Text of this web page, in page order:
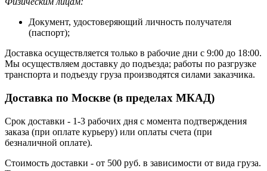
Документ, удостоверяющий личность получателя
(паспорт);
Доставка осуществляется только в рабочие дни с 9:00 до 18:00.
Мы осуществляем доставку до подъезда; работы по разгрузке
транспорта и подъезду груза производятся силами заказчика.
Доставка по Москве (в пределах МКАД)
Срок доставки - 1-3 рабочих дня с момента подтверждения
заказа (при оплате курьеру) или оплаты счета (при
безналичной оплате).
Стоимость доставки - от 500 руб. в зависимости от вида груза.